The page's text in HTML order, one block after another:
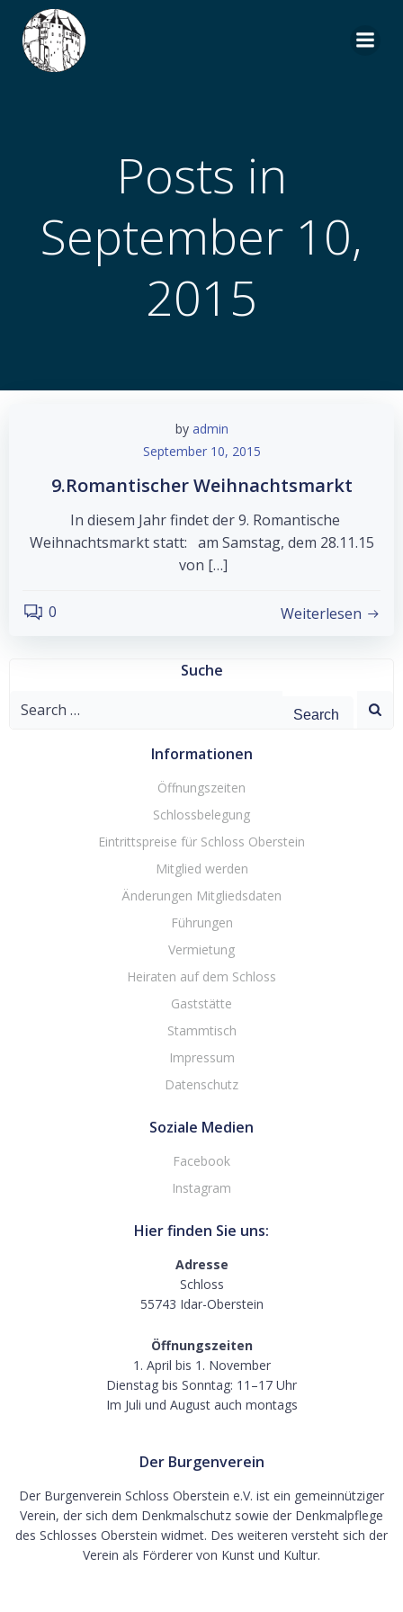
Posts in
September 10,
2015
by admin
September 10, 2015
9.Romantischer Weihnachtsmarkt
In diesem Jahr findet der 9. Romantische
Weihnachtsmarkt statt: am Samstag, dem 28.11.15
von […]
0 Weiterlesen
Suche
Search
Informationen
Öffnungszeiten
Schlossbelegung
Eintrittspreise für Schloss Oberstein
Mitglied werden
Änderungen Mitgliedsdaten
Führungen
Vermietung
Heiraten auf dem Schloss
Gaststätte
Stammtisch
Impressum
Datenschutz
Soziale Medien
Facebook
Instagram
Hier finden Sie uns:
Adresse
Schloss
55743 Idar-Oberstein
Öffnungszeiten
1. April bis 1. November
Dienstag bis Sonntag: 11–17 Uhr
Im Juli und August auch montags
Der Burgenverein
Der Burgenverein Schloss Oberstein e.V. ist ein gemeinnütziger
Verein, der sich dem Denkmalschutz sowie der Denkmalpflege
des Schlosses Oberstein widmet. Des weiteren versteht sich der
Verein als Förderer von Kunst und Kultur.